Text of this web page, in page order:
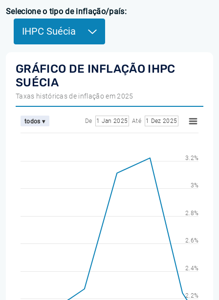
Selecione o tipo de inflação/país:
IHPC Suécia
GRÁFICO DE INFLAÇÃO IHPC
SUÉCIA
Taxas históricas de inflação em 2025
todos ▾ De 1 Jan 2025 Até 1 Dez 2025
2.2%
2.4%
2.6%
2.8%
3%
3.2%